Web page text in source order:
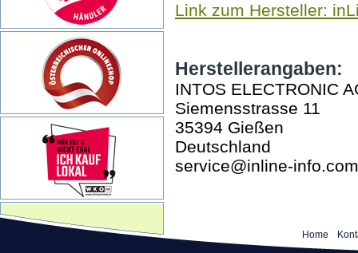
Link zum Hersteller:
Herstellerangaben:
INTOS ELECTRONIC
Siemensstrasse 11
35394 Gießen
Deutschland
service@inline-info.com
Home